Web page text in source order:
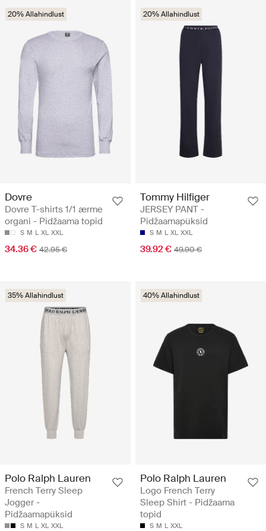
20% Allahindlust
Dovre
Dovre T-shirts 1/1 ærme
organi - Pidžaama topid
S M L XL XXL
34.36 € 42.95 €
20% Allahindlust
Tommy Hilfiger
JERSEY PANT -
Pidžaamapüksid
S M L XL XXL
39.92 € 49.90 €
35% Allahindlust
Polo Ralph Lauren
French Terry Sleep
Jogger -
Pidžaamapüksid
S M L XL XXL
40% Allahindlust
Polo Ralph Lauren
Logo French Terry
Sleep Shirt - Pidžaama
topid
S M L XXL